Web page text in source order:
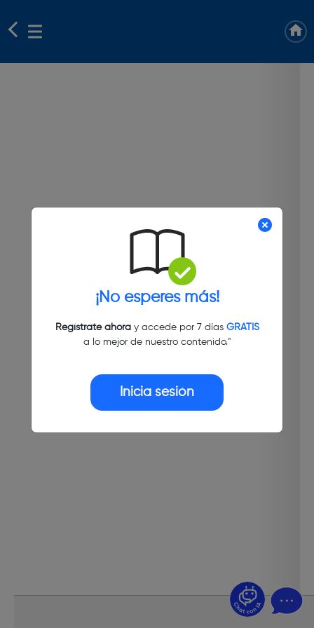
¡No esperes más!
Regístrate ahoray accede por 7 días GRATIS
a lo mejor de nuestro contenido."
Inicia sesión